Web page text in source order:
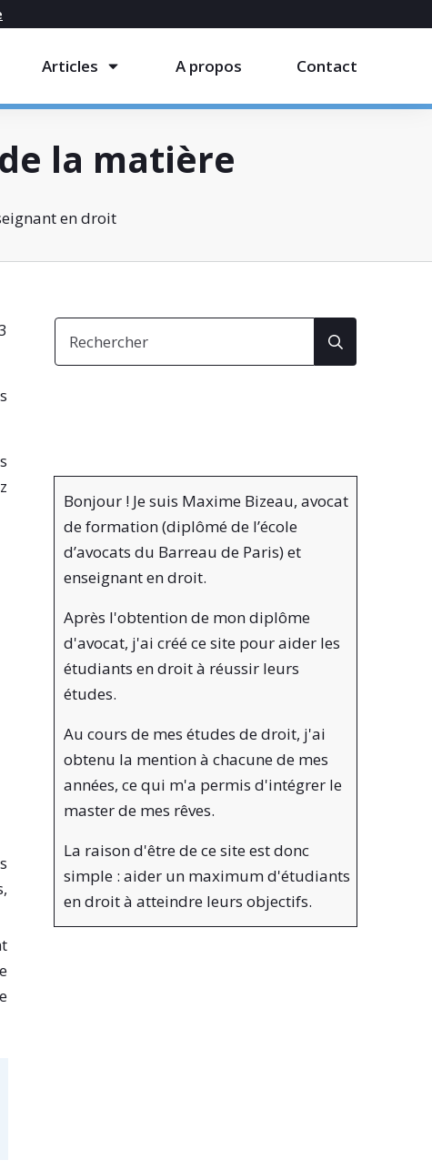
Articles A propos Contact
la matière
en droit
Bonjour ! Je suis Maxime Bizeau, avocat
de formation (diplômé de l’école
d’avocats du Barreau de Paris) et
enseignant en droit.
Après l'obtention de mon diplôme
d'avocat, j'ai créé ce site pour aider les
étudiants en droit à réussir leurs
études.
Au cours de mes études de droit, j'ai
obtenu la mention à chacune de mes
années, ce qui m'a permis d'intégrer le
master de mes rêves.
La raison d'être de ce site est donc
simple : aider un maximum d'étudiants
en droit à atteindre leurs objectifs.